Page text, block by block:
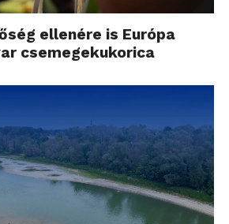
ellenére is Európa
csemegekukorica